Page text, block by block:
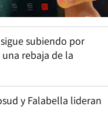
subiendo por
rebaja de la
y Falabella lideran